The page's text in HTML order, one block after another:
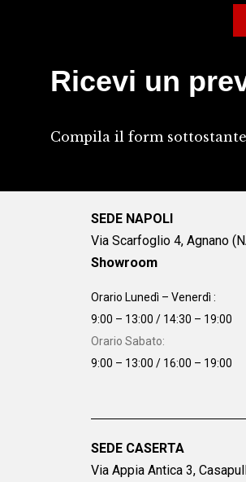
Ricevi un
Compila il form
SEDE NAPOLI
Via Scarfoglio 4, Agnano
Showroom
Orario Lunedì – Venerdì :
9:00 – 13:00 / 14:30 – 19:00
Orario Sabato:
9:00 – 13:00 / 16:00 – 19:00
SEDE CASERTA
Via Appia Antica 3,